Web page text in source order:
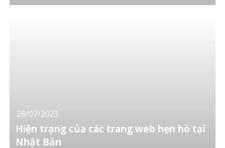
28/07/2023
Hiện trạng của các trang web hẹn hò tại
Nhật Bản